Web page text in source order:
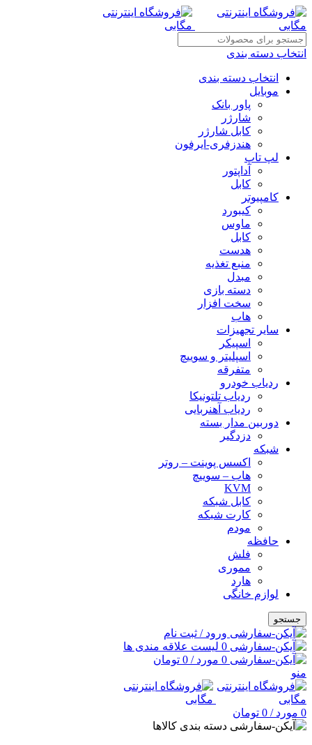
انتخاب دسته بندی
انتخاب دسته بندی
موبایل
پاور بانک
شارژر
کابل شارژر
هندزفری-ایرفون
لپ تاپ
آداپتور
کابل
کامپیوتر
کیبورد
ماوس
کابل
هدست
منبع تغذیه
مبدل
دسته بازی
سخت افزار
هاب
سایر تجهیزات
اسپیکر
اسپلیتر و سوییچ
متفرقه
ردیاب خودرو
ردیاب تلتونیکا
ردیاب آهنربایی
دوربین مدار بسته
دزدگیر
شبکه
اکسس پوینت – روتر
هاب – سوییچ
KVM
کابل شبکه
کارت شبکه
مودم
حافظه
فلش
مموری
هارد
لوازم خانگی
جستجو
ورود / ثبت نام
0 لیست علاقه مندی ها
0 مورد/
0 تومان
منو
0 مورد/
0 تومان
دسته بندی کالاها